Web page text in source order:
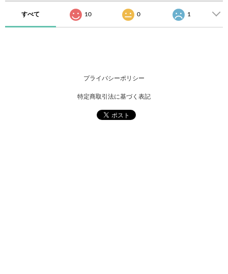
すべて 10 0 1
プライバシーポリシー
特定商取引法に基づく表記